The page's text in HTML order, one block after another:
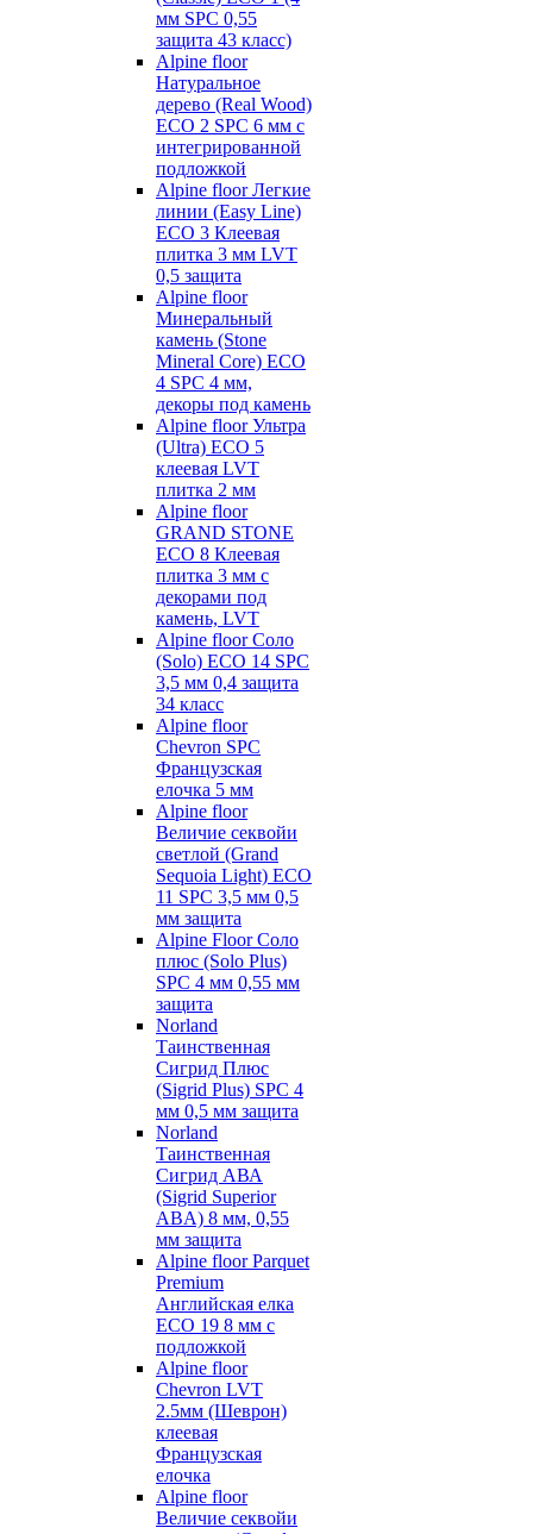
мм SPC 0,55
защита 43 класс)
Alpine floor
Натуральное
дерево (Real Wood)
ECO 2 SPC 6 мм с
интегрированной
подложкой
Alpine floor Легкие
линии (Easy Line)
ECO 3 Клеевая
плитка 3 мм LVT
0,5 защита
Alpine floor
Минеральный
камень (Stone
Mineral Core) ECO
4 SPC 4 мм,
декоры под камень
Alpine floor Ультра
(Ultra) ECO 5
клеевая LVT
плитка 2 мм
Alpine floor
GRAND STONE
ECO 8 Клеевая
плитка 3 мм с
декорами под
камень, LVT
Alpine floor Соло
(Solo) ECO 14 SPC
3,5 мм 0,4 защита
34 класс
Alpine floor
Chevron SPC
Французская
елочка 5 мм
Alpine floor
Величие секвойи
светлой (Grand
Sequoia Light) ECO
11 SPC 3,5 мм 0,5
мм защита
Alpine Floor Соло
плюс (Solo Plus)
SPC 4 мм 0,55 мм
защита
Norland
Таинственная
Сигрид Плюс
(Sigrid Plus) SPC 4
мм 0,5 мм защита
Norland
Таинственная
Сигрид АВА
(Sigrid Superior
ABA) 8 мм, 0,55
мм защита
Alpine floor Parquet
Premium
Английская елка
ECO 19 8 мм с
подложкой
Alpine floor
Chevron LVT
2.5мм (Шеврон)
клеевая
Французская
елочка
Alpine floor
Величие секвойи